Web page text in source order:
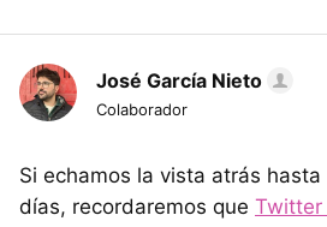
José García Nieto
Colaborador
Si echamos la vista atrás
días, recordaremos que Twitter